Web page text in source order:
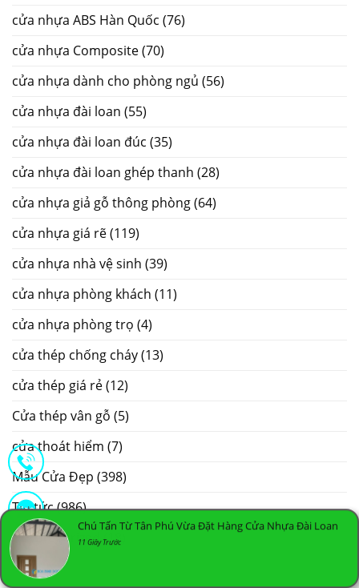
cửa nhựa ABS Hàn Quốc (76)
cửa nhựa Composite(70)
cửa nhựa dành cho phòng ngủ (56)
cửa nhựa đài loan (55)
cửa nhựa đài loan đúc (35)
cửa nhựa đài loan ghép thanh (28)
cửa nhựa giả gỗ thông phòng(64)
cửa nhựa giá rẽ(119)
cửa nhựa nhà vệ sinh (39)
cửa nhựa phòng khách (11)
cửa nhựa phòng trọ (4)
cửa thép chống cháy(13)
cửa thép giá rẻ(12)
Cửa thép vân gỗ (5)
cửa thoát hiểm (7)
Mẫu Cửa Đẹp (398)
Tin tức(986)
Uncategorized(18)
Chú Tấn Từ Tân Phú Vừa Đặt Hàng Cửa Nhựa Đài Loan
11 Giây Trước